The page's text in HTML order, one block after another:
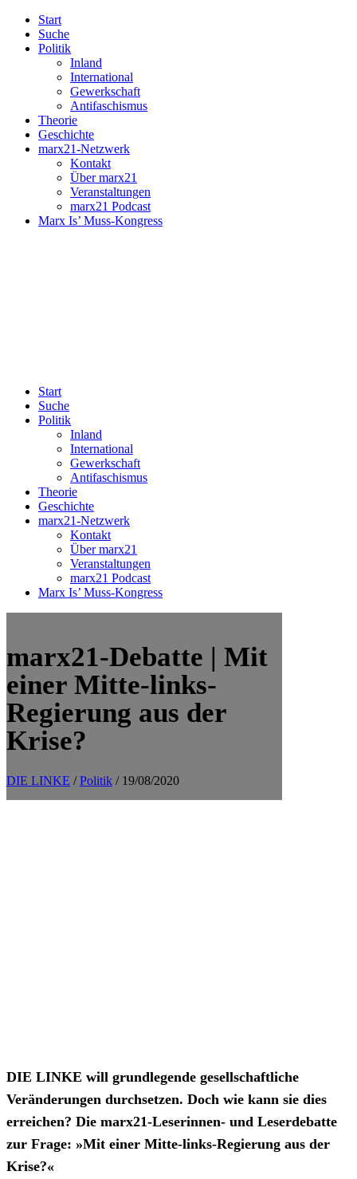
Start
Suche
Politik
Inland
International
Gewerkschaft
Antifaschismus
Theorie
Geschichte
marx21-Netzwerk
Kontakt
Über marx21
Veranstaltungen
marx21 Podcast
Marx Is’ Muss-Kongress
Start
Suche
Politik
Inland
International
Gewerkschaft
Antifaschismus
Theorie
Geschichte
marx21-Netzwerk
Kontakt
Über marx21
Veranstaltungen
marx21 Podcast
Marx Is’ Muss-Kongress
marx21-Debatte | Mit
einer Mitte-links-
Regierung aus der
Krise?
DIE LINKE /Politik / 19/08/2020
DIE LINKE will grundlegende gesellschaftliche
Veränderungen durchsetzen. Doch wie kann sie dies
erreichen? Die marx21-Leserinnen- und Leserdebatte
zur Frage: »Mit einer Mitte-links-Regierung aus der
Krise?«